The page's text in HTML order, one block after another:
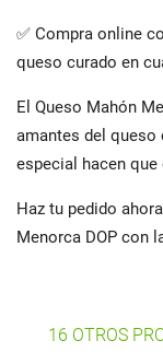
✅ Compra online
queso curado en
El Queso Mahón
amantes del queso
especial hacen que
Haz tu pedido
Menorca DOP con
16 OTROS